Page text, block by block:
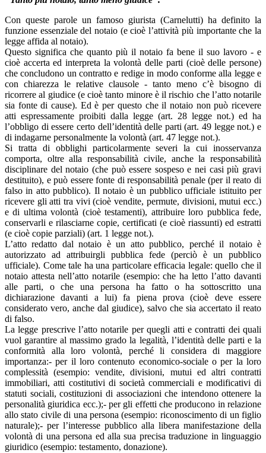
Con queste parole un famoso giurista (Carnelutti) ha definito la
funzione essenziale del notaio (e cioè l’attività più importante che la
legge affida al notaio).
Questo significa che quanto più il notaio fa bene il suo lavoro - e
cioè accerta ed interpreta la volontà delle parti (cioè delle persone)
che concludono un contratto e redige in modo conforme alla legge e
con chiarezza le relative clausole - tanto meno c’è bisogno di
ricorrere al giudice (e cioè tanto minore è il rischio che l’atto notarile
sia fonte di cause). Ed è per questo che il notaio non può ricevere
atti espressamente proibiti dalla legge (art. 28 legge not.) ed ha
l’obbligo di essere certo dell’identità delle parti (art. 49 legge not.) e
di indagarne personalmente la volontà (art. 47 legge not.).
Si tratta di obblighi particolarmente severi la cui inosservanza
comporta, oltre alla responsabilità civile, anche la responsabilità
disciplinare del notaio (che può essere sospeso e nei casi più gravi
destituito), e può essere fonte di responsabilità penale (per il reato di
falso in atto pubblico). Il notaio è un pubblico ufficiale istituito per
ricevere gli atti tra vivi (cioè vendite, permute, divisioni, mutui ecc.)
e di ultima volontà (cioè testamenti), attribuire loro pubblica fede,
conservarli e rilasciarne copie, certificati (e cioè riassunti) ed estratti
(e cioè copie parziali) (art. 1 legge not.).
L’atto redatto dal notaio è un atto pubblico, perché il notaio è
autorizzato ad attribuirgli pubblica fede (perciò è un pubblico
ufficiale). Come tale ha una particolare efficacia legale: quello che il
notaio attesta nell’atto notarile (esempio: che ha letto l’atto davanti
alle parti, o che una persona ha fatto o ha sottoscritto una
dichiarazione davanti a lui) fa piena prova (cioè deve essere
considerato vero, anche dal giudice), salvo che sia accertato il reato
di falso.
La legge prescrive l’atto notarile per quegli atti e contratti dei quali
vuol garantire al massimo grado la legalità, l’identità delle parti e la
conformità alla loro volontà, perché li considera di maggiore
importanza:- per il loro contenuto economico-sociale o per la loro
complessità (esempio: vendite, divisioni, mutui ed altri contratti
immobiliari, atti costitutivi di società commerciali e modificativi di
statuti sociali, costituzioni di associazioni che intendono ottenere la
personalità giuridica ecc.);- per gli effetti che producono in relazione
allo stato civile di una persona (esempio: riconoscimento di un figlio
naturale);- per l’interesse pubblico alla libera manifestazione della
volontà di una persona ed alla sua precisa traduzione in linguaggio
giuridico (esempio: testamento, donazione).